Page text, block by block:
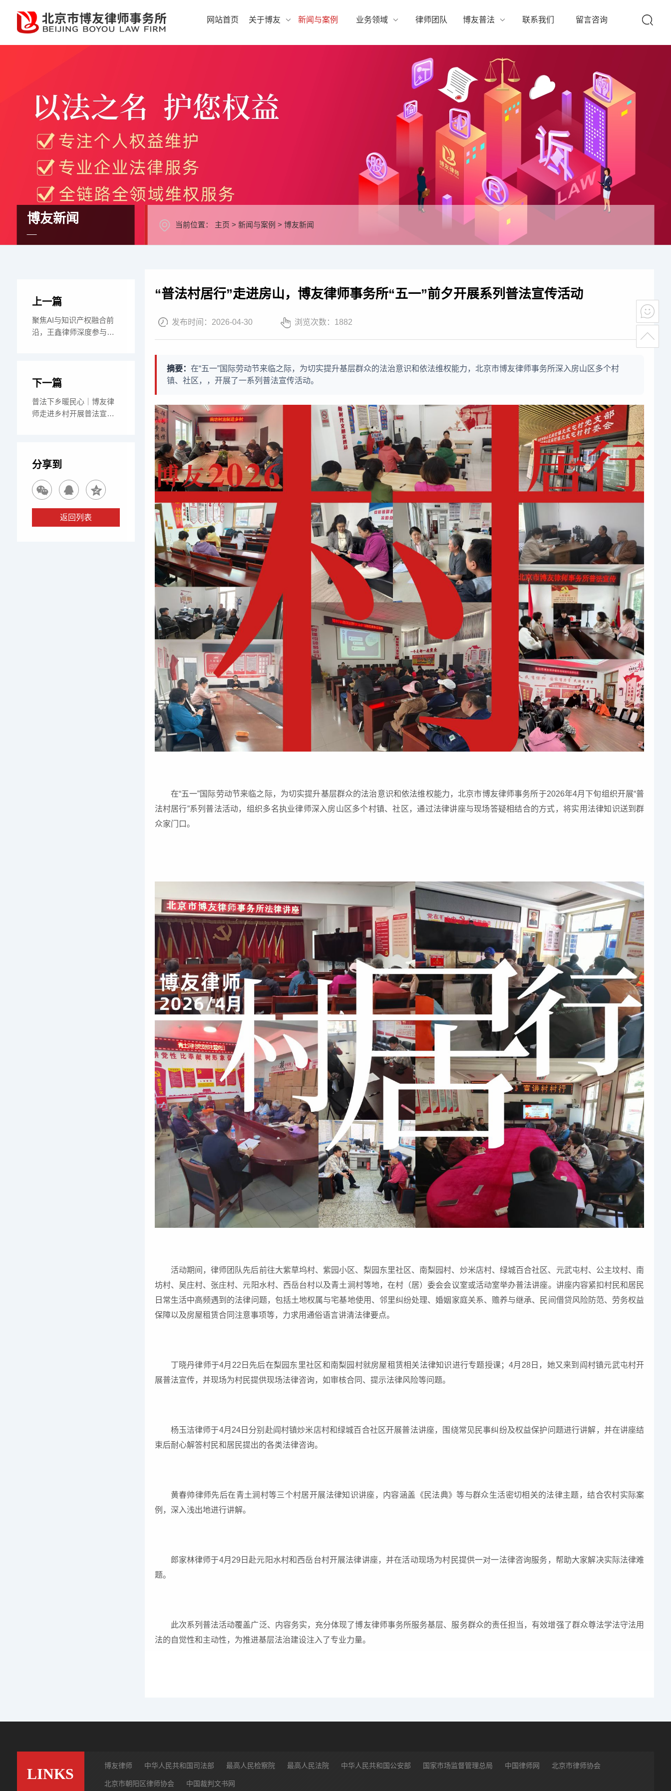
网站首页 关于博友 新闻与案例 业务领域 律师团队 博友普法 联系我们 留言咨询
博友新闻 当前位置： 主页 > 新闻与案例 > 博友新闻
“普法村居行”走进房山，博友律师事务所“五一”前夕开展系列普法宣传活动
发布时间： 2026-04-30 浏览次数： 1882
摘要： 在“五一”国际劳动节来临之际，为切实提升基层群众的法治意识和依法维权能力，北京市博友律师事务所深入房山区多个村
镇、社区，，开展了一系列普法宣传活动。
在“五一”国际劳动节来临之际，为切实提升基层群众的法治意识和依法维权能力，北京市博友律师事务所于2026年4月下旬组织开展“普
法村居行”系列普法活动，组织多名执业律师深入房山区多个村镇、社区，通过法律讲座与现场答疑相结合的方式，将实用法律知识送到群
众家门口。
活动期间，律师团队先后前往大紫草坞村、紫园小区、梨园东里社区、南梨园村、炒米店村、绿城百合社区、元武屯村、公主坟村、南
坊村、吴庄村、张庄村、元阳水村、西岳台村以及青土涧村等地，在村（居）委会会议室或活动室举办普法讲座。讲座内容紧扣村民和居民
日常生活中高频遇到的法律问题，包括土地权属与宅基地使用、邻里纠纷处理、婚姻家庭关系、赡养与继承、民间借贷风险防范、劳务权益
保障以及房屋租赁合同注意事项等，力求用通俗语言讲清法律要点。
丁晓丹律师于4月22日先后在梨园东里社区和南梨园村就房屋租赁相关法律知识进行专题授课；4月28日，她又来到阎村镇元武屯村开
展普法宣传，并现场为村民提供现场法律咨询，如审核合同、提示法律风险等问题。
杨玉洁律师于4月24日分别赴阎村镇炒米店村和绿城百合社区开展普法讲座，围绕常见民事纠纷及权益保护问题进行讲解，并在讲座结
束后耐心解答村民和居民提出的各类法律咨询。
黄春帅律师先后在青土涧村等三个村居开展法律知识讲座，内容涵盖《民法典》等与群众生活密切相关的法律主题，结合农村实际案
例，深入浅出地进行讲解。
郎家林律师于4月29日赴元阳水村和西岳台村开展法律讲座，并在活动现场为村民提供一对一法律咨询服务，帮助大家解决实际法律难
题。
此次系列普法活动覆盖广泛、内容务实，充分体现了博友律师事务所服务基层、服务群众的责任担当，有效增强了群众尊法学法守法用
法的自觉性和主动性，为推进基层法治建设注入了专业力量。
上一篇
聚焦AI与知识产权融合前
沿，王鑫律师深度参与
下一篇
普法下乡暖民心｜博友律
师走进乡村开展普法宣讲
分享到
返回列表
LINKS 博友律师 中华人民共和国司法部 最高人民检察院 最高人民法院 中华人民共和国公安部 国家市场监督管理总局 中国律师网 北京市律师协会
北京市朝阳区律师协会 中国裁判文书网